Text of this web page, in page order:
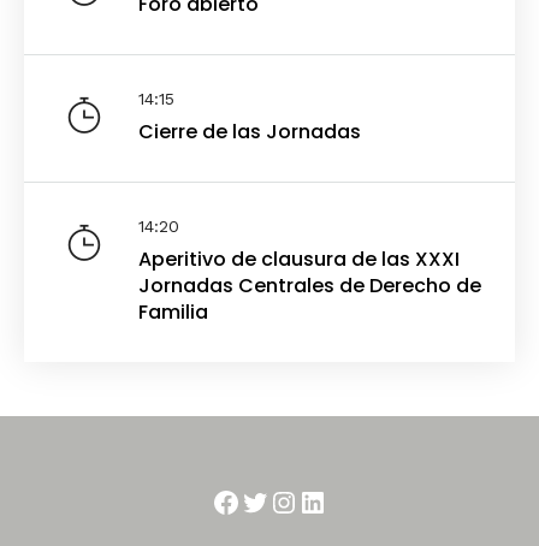
14:15
Cierre de las Jornadas
14:20
Aperitivo de clausura de las XXXI
Jornadas Centrales de Derecho de
Familia
Facebook
Twitter
Instagram
LinkedIn